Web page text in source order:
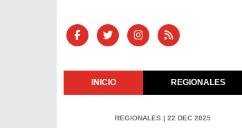
INICIO REGIONALES
REGIONALES | 22 DEC 2025